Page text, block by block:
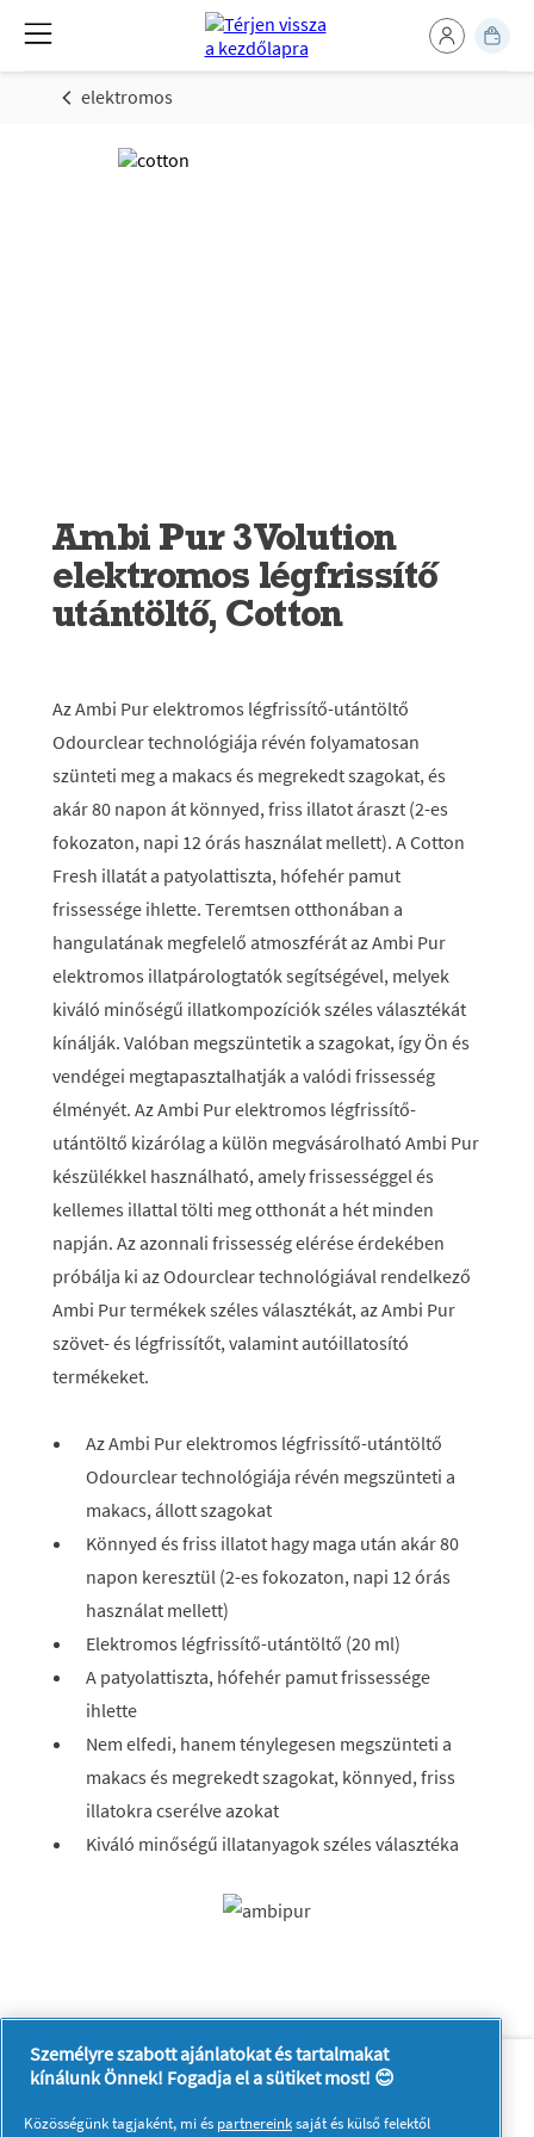
elektromos
Ambi Pur 3Volution
elektromos légfrissítő
utántöltő, Cotton
Az Ambi Pur elektromos légfrissítő-utántöltő
Odourclear technológiája révén folyamatosan
szünteti meg a makacs és megrekedt szagokat, és
akár 80 napon át könnyed, friss illatot áraszt (2-es
fokozaton, napi 12 órás használat mellett). A Cotton
Fresh illatát a patyolattiszta, hófehér pamut
frissessége ihlette. Teremtsen otthonában a
hangulatának megfelelő atmoszférát az Ambi Pur
elektromos illatpárologtatók segítségével, melyek
kiváló minőségű illatkompozíciók széles választékát
kínálják. Valóban megszüntetik a szagokat, így Ön és
vendégei megtapasztalhatják a valódi frissesség
élményét. Az Ambi Pur elektromos légfrissítő-
utántöltő kizárólag a külön megvásárolható Ambi Pur
készülékkel használható, amely frissességgel és
kellemes illattal tölti meg otthonát a hét minden
napján. Az azonnali frissesség elérése érdekében
próbálja ki az Odourclear technológiával rendelkező
Ambi Pur termékek széles választékát, az Ambi Pur
szövet- és légfrissítőt, valamint autóillatosító
termékeket.
Az Ambi Pur elektromos légfrissítő-utántöltő
Odourclear technológiája révén megszünteti a
makacs, állott szagokat
Könnyed és friss illatot hagy maga után akár 80
napon keresztül (2-es fokozaton, napi 12 órás
használat mellett)
Elektromos légfrissítő-utántöltő (20 ml)
A patyolattiszta, hófehér pamut frissessége
ihlette
Nem elfedi, hanem ténylegesen megszünteti a
makacs és megrekedt szagokat, könnyed, friss
illatokra cserélve azokat
Kiváló minőségű illatanyagok széles választéka
Rólunk
Kapcsolatfelvétel
A pg.com felkeresése
Személyre szabott ajánlatokat és tartalmakat
kínálunk Önnek! Fogadja el a sütiket most! 😊
Közösségünk tagjaként, mi és partnereinksaját és külső felektől